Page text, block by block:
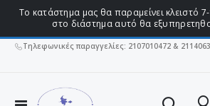
Το κατάστημα μας θα παραμείνει κλειστό
στο διάστημα αυτό θα
Τηλεφωνικές παραγγελίες: 2107010472 &